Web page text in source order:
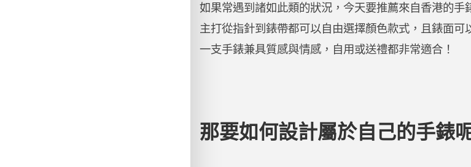
如果常遇到諸如此類的狀況，今天要推薦來自香港的
主打從指針到錶帶都可以自由選擇顏色款式，且錶面可
一支手錶兼具質感與情感，自用或送禮都非常適合！
那要如何設計屬於自己的手錶